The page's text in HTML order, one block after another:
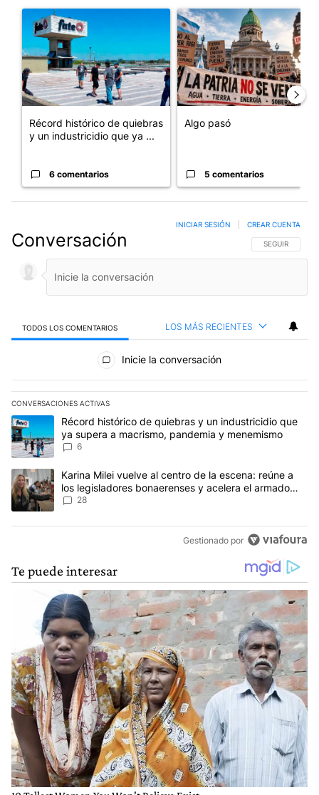
Un artículo de tendencia con el título "Récord histórico de
Récord histórico de quiebras
y un industricidio que ya ...
6 comentarios
Un artículo de tendencia con
Algo pasó
5 comentarios
Conversación SIGA ESTA
SEGUIR
INICIAR SESIÓN CREAR CUENTA
TODOS LOS COMENTARIOS LOS MÁS RECIENTES
Todos los comentarios
Inicie la conversación
CONVERSACIONES ACTIVAS
Este listado muestra los artículos con más comentarios en los
Un artículo de tendencia con el título "Récord histórico de
Récord histórico de quiebras y un industricidio que
ya supera a macrismo, pandemia y menemismo
6
Un artículo de tendencia con el título "Karina Milei vuelve al
Karina Milei vuelve al centro de la escena: reúne a
los legisladores bonaerenses y acelera el armado
para 2027
28
Gestionado por